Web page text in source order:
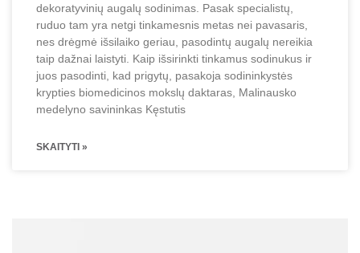
dekoratyvinių augalų sodinimas. Pasak specialistų,
ruduo tam yra netgi tinkamesnis metas nei pavasaris,
nes drėgmė išsilaiko geriau, pasodintų augalų nereikia
taip dažnai laistyti. Kaip išsirinkti tinkamus sodinukus ir
juos pasodinti, kad prigytų, pasakoja sodininkystės
krypties biomedicinos mokslų daktaras, Malinausko
medelyno savininkas Kęstutis
SKAITYTI »